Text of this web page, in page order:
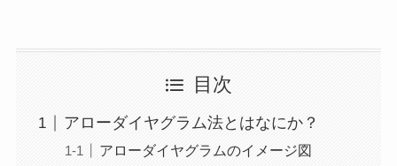
目次
アローダイヤグラム法とはなにか？
アローダイヤグラムのイメージ図